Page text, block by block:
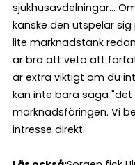
sjukhusavdelningar…
kanske den utspelar
lite marknadstänk
är bra att veta att
är extra viktigt om du
kan inte bara säga "det
marknadsföringen. Vi
intresse direkt.